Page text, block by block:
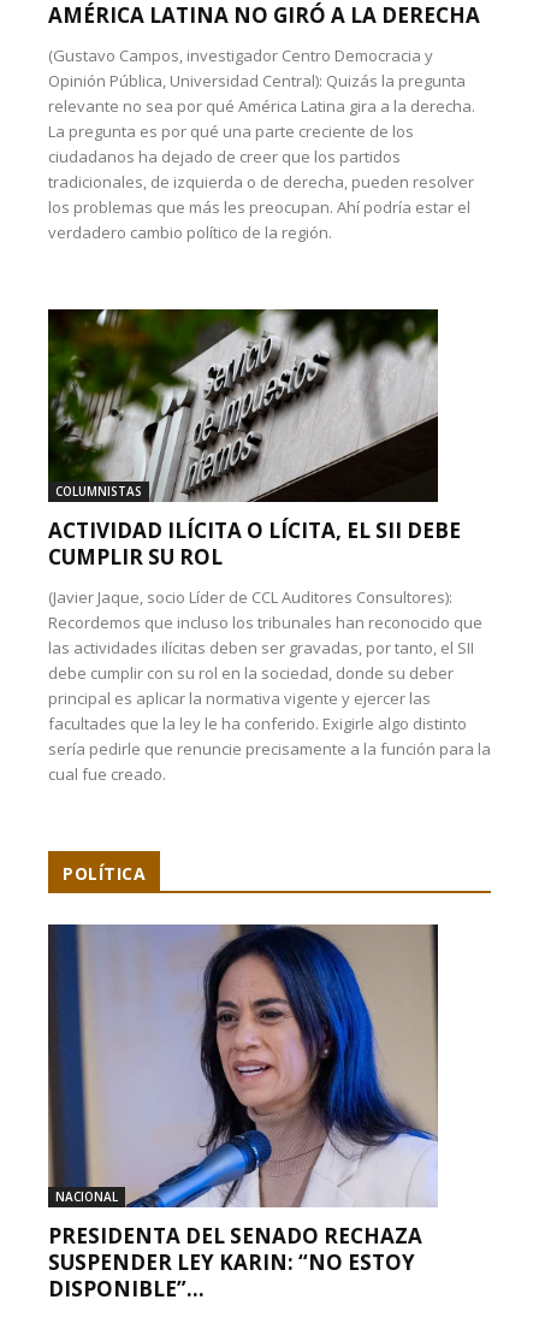
AMÉRICA LATINA NO GIRÓ A LA DERECHA
(Gustavo Campos, investigador Centro Democracia y
Opinión Pública, Universidad Central): Quizás la pregunta
relevante no sea por qué América Latina gira a la derecha.
La pregunta es por qué una parte creciente de los
ciudadanos ha dejado de creer que los partidos
tradicionales, de izquierda o de derecha, pueden resolver
los problemas que más les preocupan. Ahí podría estar el
verdadero cambio político de la región.
COLUMNISTAS
ACTIVIDAD ILÍCITA O LÍCITA, EL SII DEBE
CUMPLIR SU ROL
(Javier Jaque, socio Líder de CCL Auditores Consultores):
Recordemos que incluso los tribunales han reconocido que
las actividades ilícitas deben ser gravadas, por tanto, el SII
debe cumplir con su rol en la sociedad, donde su deber
principal es aplicar la normativa vigente y ejercer las
facultades que la ley le ha conferido. Exigirle algo distinto
sería pedirle que renuncie precisamente a la función para la
cual fue creado.
POLÍTICA
NACIONAL
PRESIDENTA DEL SENADO RECHAZA
SUSPENDER LEY KARIN: “NO ESTOY
DISPONIBLE”...